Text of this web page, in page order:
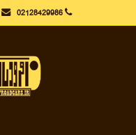
to
02128429986